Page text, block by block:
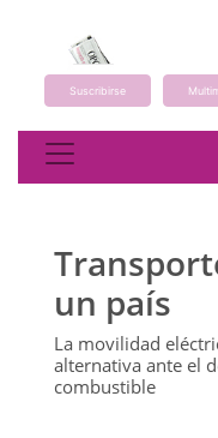
Suscribirse
un país
La movilidad
alternativa ante el
combustible